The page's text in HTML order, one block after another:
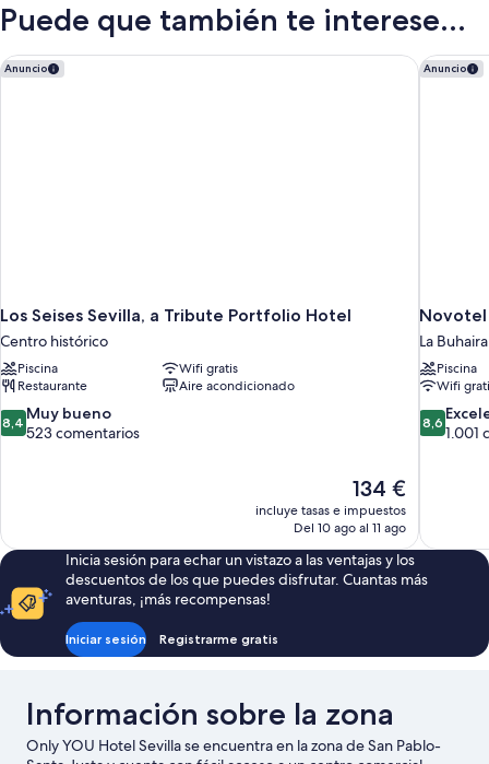
Puede que también te interese...
Anuncio
Los Seises Sevilla, a Tribute Portfolio Hotel
Centro histórico
Piscina
Wifi gratis
Restaurante
Aire acondicionado
8.4
sobre
8,4 Muy bueno
523 comentarios
El
precio
actual
de
134 €
134 €
incluye tasas e impuestos
Del 10 ago al 11 ago
Los Seises Sevilla, a Tribute Portfolio Hotel Anuncio
Novotel
La Buhaira
Piscina
Wifi
8.6
sobre
8,6
1.001
Novotel
Inicia sesión para echar un vistazo a las ventajas y los
descuentos de los que puedes disfrutar. Cuantas más
aventuras, ¡más recompensas!
Iniciar sesión Registrarme gratis
Información sobre la zona
Only YOU Hotel Sevilla se encuentra en la zona de San Pablo-